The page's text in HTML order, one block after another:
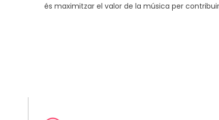
és maximitzar el valor de la música per